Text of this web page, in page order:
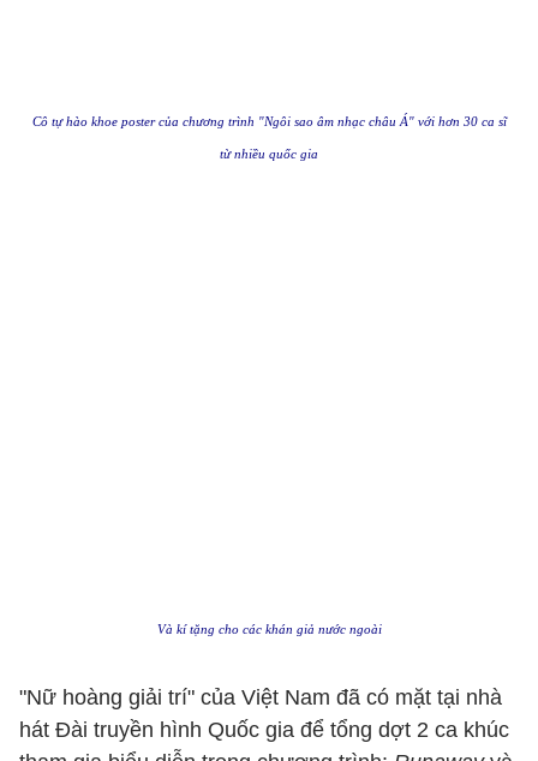
Cô tự hào khoe poster của chương trình "Ngôi sao âm nhạc châu Á" với hơn 30 ca sĩ
từ nhiều quốc gia
Và kí tặng cho các khán giả nước ngoài
"Nữ hoàng giải trí" của Việt Nam đã có mặt tại nhà
hát Đài truyền hình Quốc gia để tổng dợt 2 ca khúc